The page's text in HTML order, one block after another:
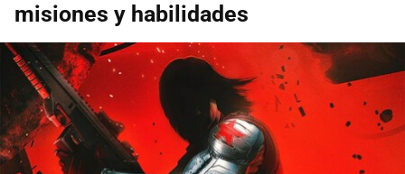
misiones y habilidades